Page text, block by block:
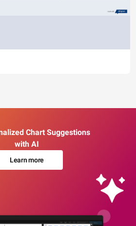
Chart Suggestions
with AI
Learn more